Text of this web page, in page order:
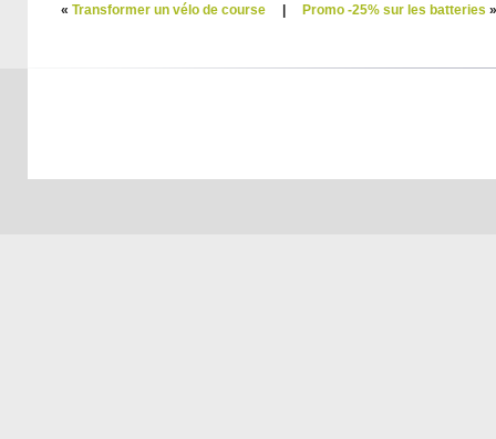
« Transformer un vélo de course | Promo -25% sur les batteries »